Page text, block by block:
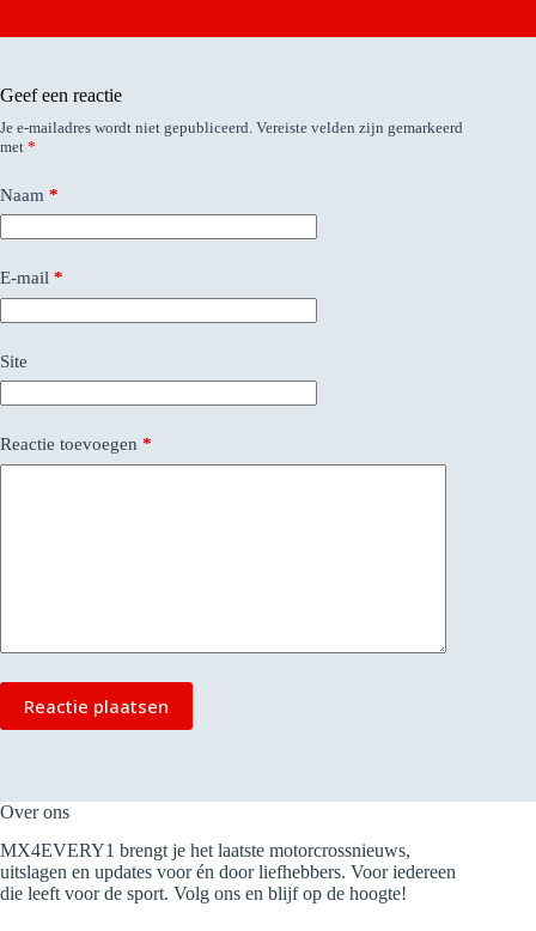
Geef een reactie
Je e-mailadres wordt niet gepubliceerd. Vereiste velden zijn gemarkeerd
met *
Naam *
E-mail *
Site
Reactie toevoegen *
Reactie plaatsen
Over ons
MX4EVERY1 brengt je het laatste motorcrossnieuws,
uitslagen en updates voor én door liefhebbers. Voor iedereen
die leeft voor de sport. Volg ons en blijf op de hoogte!